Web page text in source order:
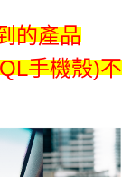
的產品
手機殼)不